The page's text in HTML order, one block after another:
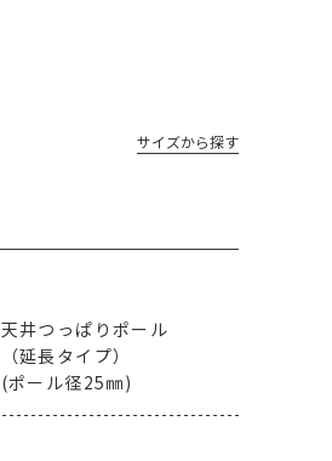
サイズから探す
天井つっぱりポール
（延長タイプ）
(ポール径25㎜)